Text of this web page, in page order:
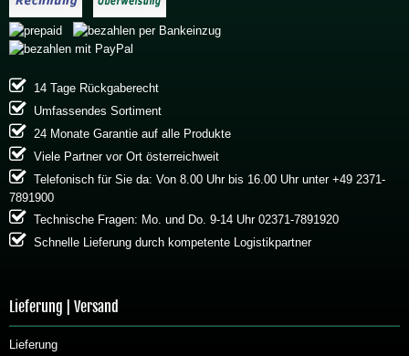
14 Tage Rückgaberecht
Umfassendes Sortiment
24 Monate Garantie auf alle Produkte
Viele Partner vor Ort österreichweit
Telefonisch für Sie da: Von 8.00 Uhr bis 16.00 Uhr unter +49 2371-
7891900
Technische Fragen: Mo. und Do. 9-14 Uhr 02371-7891920
Schnelle Lieferung durch kompetente Logistikpartner
Lieferung | Versand
Lieferung